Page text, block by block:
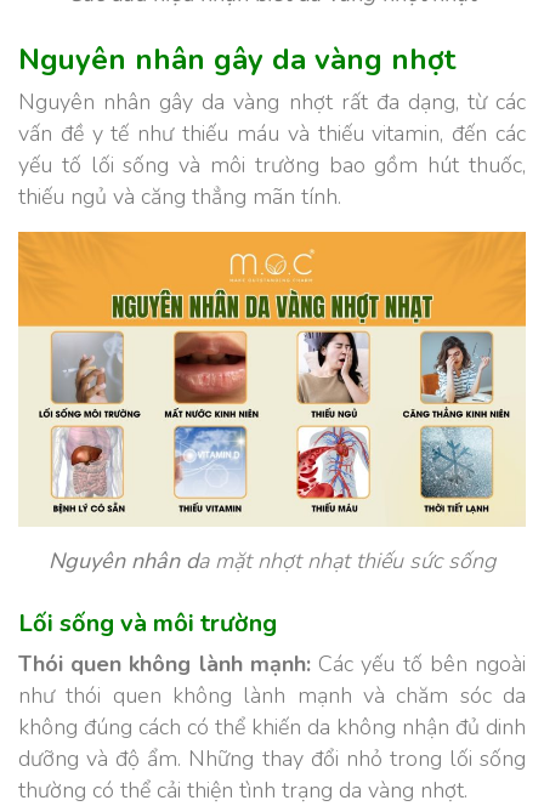
Nguyên nhân gây da vàng nhợt
Nguyên nhân gây da vàng nhợt rất đa dạng, từ các
vấn đề y tế như thiếu máu và thiếu vitamin, đến các
yếu tố lối sống và môi trường bao gồm hút thuốc,
thiếu ngủ và căng thẳng mãn tính.
Nguyên nhân da mặt nhợt nhạt thiếu sức sống
Lối sống và môi trường
Thói quen không lành mạnh:Các yếu tố bên ngoài
như thói quen không lành mạnh và chăm sóc da
không đúng cách có thể khiến da không nhận đủ dinh
dưỡng và độ ẩm. Những thay đổi nhỏ trong lối sống
thường có thể cải thiện tình trạng da vàng nhợt.